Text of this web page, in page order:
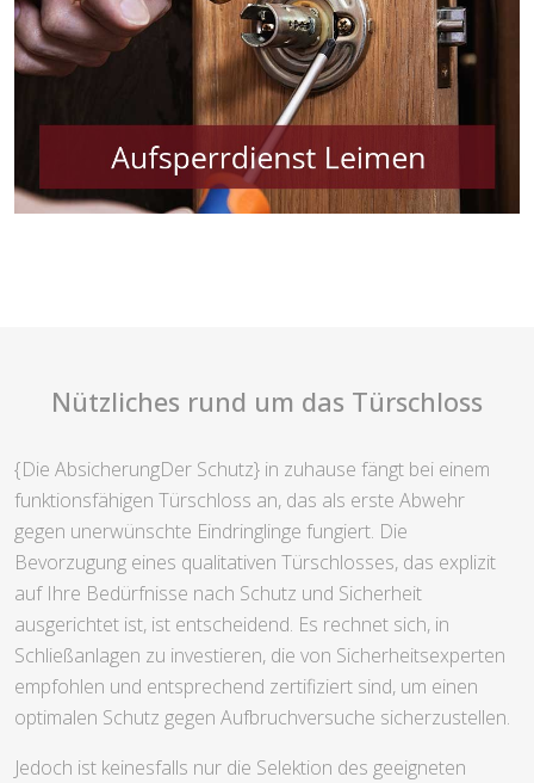
Nützliches rund um das Türschloss
{Die AbsicherungDer Schutz} in zuhause fängt bei einem
funktionsfähigen Türschloss an, das als erste Abwehr
gegen unerwünschte Eindringlinge fungiert. Die
Bevorzugung eines qualitativen Türschlosses, das explizit
auf Ihre Bedürfnisse nach Schutz und Sicherheit
ausgerichtet ist, ist entscheidend. Es rechnet sich, in
Schließanlagen zu investieren, die von Sicherheitsexperten
empfohlen und entsprechend zertifiziert sind, um einen
optimalen Schutz gegen Aufbruchversuche sicherzustellen.
Jedoch ist keinesfalls nur die Selektion des geeigneten